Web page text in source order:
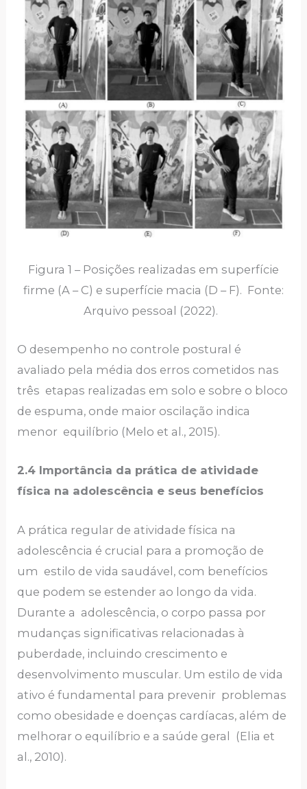
Figura 1 – Posições realizadas em superfície
firme (A – C) e superfície macia (D – F). Fonte:
Arquivo pessoal (2022).
O desempenho no controle postural é
avaliado pela média dos erros cometidos nas
três etapas realizadas em solo e sobre o bloco
de espuma, onde maior oscilação indica
menor equilíbrio (Melo et al., 2015).
2.4 Importância da prática de atividade
física na adolescência e seus benefícios
A prática regular de atividade física na
adolescência é crucial para a promoção de
um estilo de vida saudável, com benefícios
que podem se estender ao longo da vida.
Durante a adolescência, o corpo passa por
mudanças significativas relacionadas à
puberdade, incluindo crescimento e
desenvolvimento muscular. Um estilo de vida
ativo é fundamental para prevenir problemas
como obesidade e doenças cardíacas, além de
melhorar o equilíbrio e a saúde geral (Elia et
al., 2010).